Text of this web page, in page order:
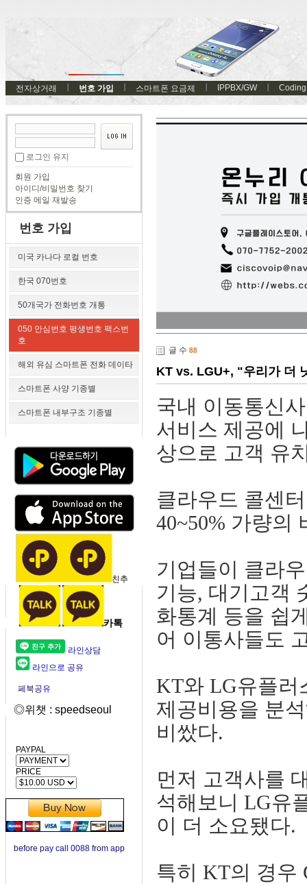
전자상거래 번호 가입 스마트폰 요금제 IPPBX/GW Coding
로그인 유지
회원 가입
아이디/비밀번호 찾기
인증 메일 재발송
번호 가입
미국 카나다 로컬 번호
한국 070번호
50개국가 전화번호 개통
050 안심번호 평생번호 팩스번
호
해외 유심 스마트폰 전화 데이타
스마트폰 사양 기종별
스마트폰 내부구조 기종별
친추
카톡
라인상담
라인으로 공유
페북공유
◎위챗 : speedseoul
PAYPAL
PRICE
before pay call 0088 from app
글 수 88
KT vs. LGU+, "우리가 더
국내 이동통신
서비스 제공에
상으로 고객 유
클라우드 콜센
40~50% 가량의
기업들이 클라
기능, 대기고객
화통계 등을 쉽
어 이통사들도
KT와 LG유플러
제공비용을 분
비쌌다.
먼저 고객사를
석해보니 LG유
이 더 소요됐다.
특히 KT의 경우